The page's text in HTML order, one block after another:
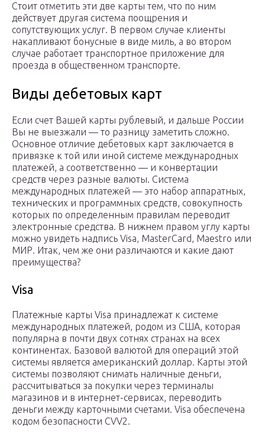
Стоит отметить эти две карты тем, что по ним
действует другая система поощрения и
сопутствующих услуг. В первом случае клиенты
накапливают бонусные в виде миль, а во втором
случае работает транспортное приложение для
проезда в общественном транспорте.
Виды дебетовых карт
Если счет Вашей карты рублевый, и дальше России
Вы не выезжали — то разницу заметить сложно.
Основное отличие дебетовых карт заключается в
привязке к той или иной системе международных
платежей, а соответственно — и конвертации
средств через разные валюты. Система
международных платежей — это набор аппаратных,
технических и программных средств, совокупность
которых по определенным правилам переводит
электронные средства. В нижнем правом углу карты
можно увидеть надпись Visa, MasterCard, Maestro или
МИР. Итак, чем же они различаются и какие дают
преимущества?
Visa
Платежные карты Visa принадлежат к системе
международных платежей, родом из США, которая
популярна в почти двух сотнях странах на всех
континентах. Базовой валютой для операций этой
системы является американский доллар. Карты этой
системы позволяют снимать наличные деньги,
рассчитываться за покупки через терминалы
магазинов и в интернет-сервисах, переводить
деньги между карточными счетами. Visa обеспечена
кодом безопасности CVV2.